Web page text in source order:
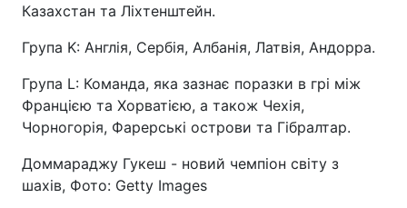
Казахстан та Ліхтенштейн.
Група K: Англія, Сербія, Албанія, Латвія, Андорра.
Група L: Команда, яка зазнає поразки в грі між
Францією та Хорватією, а також Чехія,
Чорногорія, Фарерські острови та Гібралтар.
Доммараджу Гукеш - новий чемпіон світу з
шахів, Фото: Getty Images